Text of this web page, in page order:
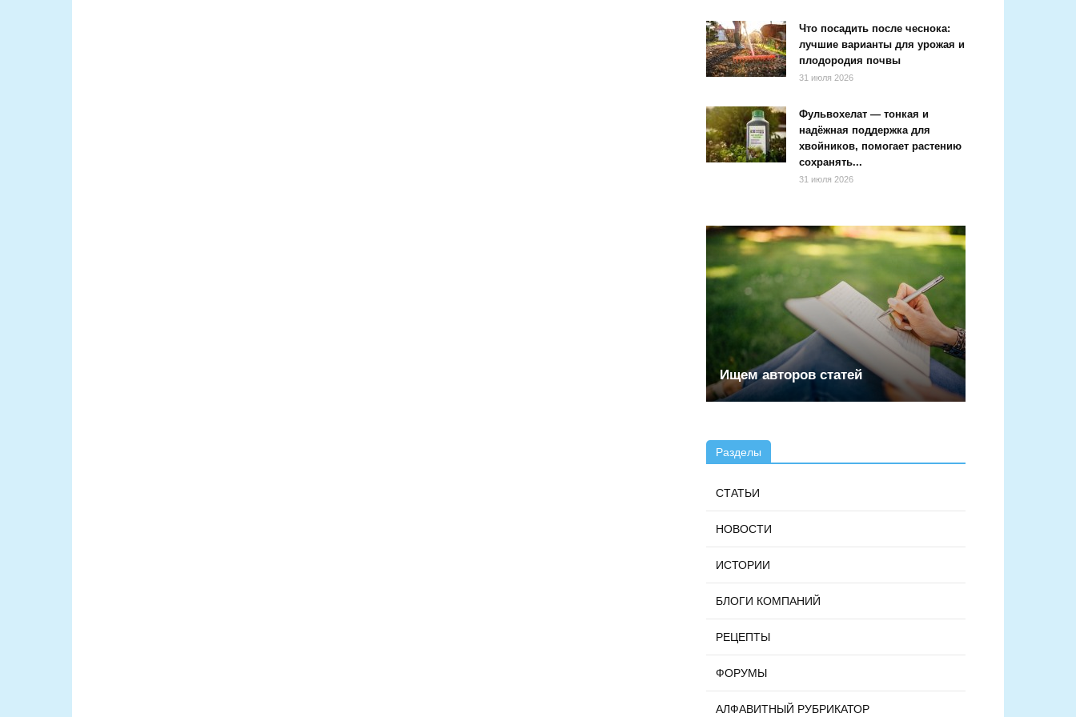
Что посадить после чеснока:
лучшие варианты для урожая и
плодородия почвы
31 июля 2026
Фульвохелат — тонкая и
надёжная поддержка для
хвойников, помогает растению
сохранять...
31 июля 2026
Ищем авторов статей
Разделы
СТАТЬИ
НОВОСТИ
ИСТОРИИ
БЛОГИ КОМПАНИЙ
РЕЦЕПТЫ
ФОРУМЫ
АЛФАВИТНЫЙ РУБРИКАТОР